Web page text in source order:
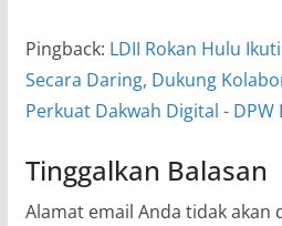
Pingback: LDII Rokan Hulu
Secara Daring, Dukung
Perkuat Dakwah Digital - DPW
Tinggalkan Balasan
Alamat email Anda tidak akan